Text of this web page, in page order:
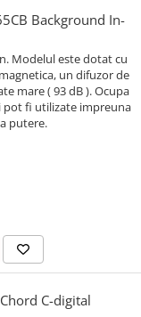
Background In-
Modelul este dotat cu
un difuzor de
mare ( 93 dB ). Ocupa
pot fi utilizate impreuna
putere.
C-digital